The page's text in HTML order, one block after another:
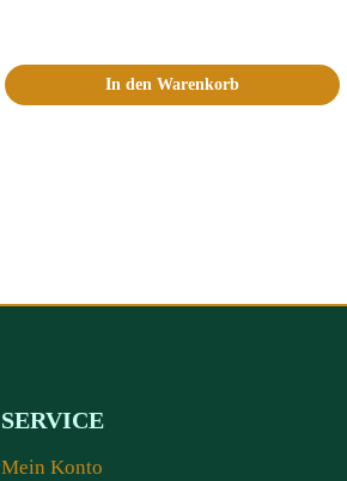
In den Warenkorb
SERVICE
Mein Konto